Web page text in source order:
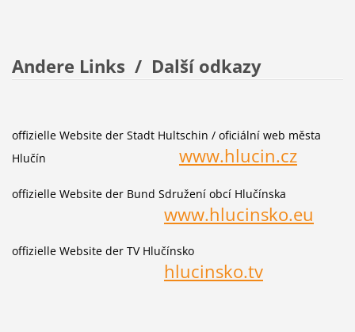
Andere Links / Další odkazy
offizielle Website der Stadt Hultschin / oficiální web města
Hlučín
www.hlucin.cz
offizielle Website der Bund Sdružení obcí Hlučínska
www.hlucinsko.eu
offizielle Website der TV Hlučínsko
hlucinsko.tv